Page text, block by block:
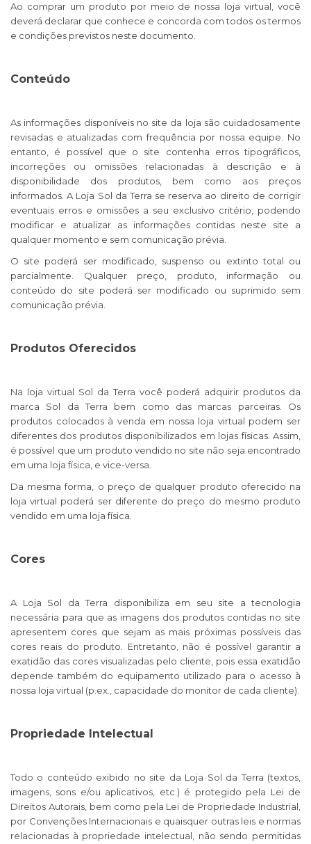
Ao comprar um produto por meio de nossa loja virtual, você
deverá declarar que conhece e concorda com todos os termos
e condições previstos neste documento.
Conteúdo
As informações disponíveis no site da loja são cuidadosamente
revisadas e atualizadas com frequência por nossa equipe. No
entanto, é possível que o site contenha erros tipográficos,
incorreções ou omissões relacionadas à descrição e à
disponibilidade dos produtos, bem como aos preços
informados. A Loja Sol da Terra se reserva ao direito de corrigir
eventuais erros e omissões a seu exclusivo critério, podendo
modificar e atualizar as informações contidas neste site a
qualquer momento e sem comunicação prévia.
O site poderá ser modificado, suspenso ou extinto total ou
parcialmente. Qualquer preço, produto, informação ou
conteúdo do site poderá ser modificado ou suprimido sem
comunicação prévia.
Produtos Oferecidos
Na loja virtual Sol da Terra você poderá adquirir produtos da
marca Sol da Terra bem como das marcas parceiras. Os
produtos colocados à venda em nossa loja virtual podem ser
diferentes dos produtos disponibilizados em lojas físicas. Assim,
é possível que um produto vendido no site não seja encontrado
em uma loja física, e vice-versa.
Da mesma forma, o preço de qualquer produto oferecido na
loja virtual poderá ser diferente do preço do mesmo produto
vendido em uma loja física.
Cores
A Loja Sol da Terra disponibiliza em seu site a tecnologia
necessária para que as imagens dos produtos contidas no site
apresentem cores que sejam as mais próximas possíveis das
cores reais do produto. Entretanto, não é possível garantir a
exatidão das cores visualizadas pelo cliente, pois essa exatidão
depende também do equipamento utilizado para o acesso à
nossa loja virtual (p.ex., capacidade do monitor de cada cliente).
Propriedade Intelectual
Todo o conteúdo exibido no site da Loja Sol da Terra (textos,
imagens, sons e/ou aplicativos, etc.) é protegido pela Lei de
Direitos Autorais, bem como pela Lei de Propriedade Industrial,
por Convenções Internacionais e quaisquer outras leis e normas
relacionadas à propriedade intelectual, não sendo permitidas